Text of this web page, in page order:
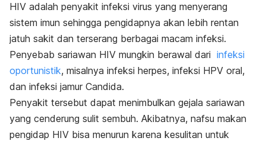
HIV adalah penyakit infeksi virus yang menyerang
sistem imun sehingga pengidapnya akan lebih rentan
jatuh sakit dan terserang berbagai macam infeksi.
Penyebab sariawan HIV mungkin berawal dari infeksi
oportunistik, misalnya infeksi herpes, infeksi HPV oral,
dan infeksi jamur Candida.
Penyakit tersebut dapat menimbulkan gejala sariawan
yang cenderung sulit sembuh. Akibatnya, nafsu makan
pengidap HIV bisa menurun karena kesulitan untuk